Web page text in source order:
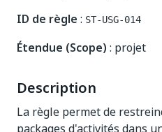
ID de règle : ST-USG-014
Étendue (Scope) : projet
Description
La règle permet de
packages d'activités dans